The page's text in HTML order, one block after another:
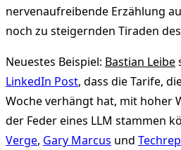
nervenaufreibende Erzählung
noch zu steigernden Tiraden
Neuestes Beispiel: Bastian Leibe
LinkedIn Post, dass die Tarife,
Woche verhängt hat, mit hoher
der Feder eines LLM stammen
Verge, Gary Marcus und